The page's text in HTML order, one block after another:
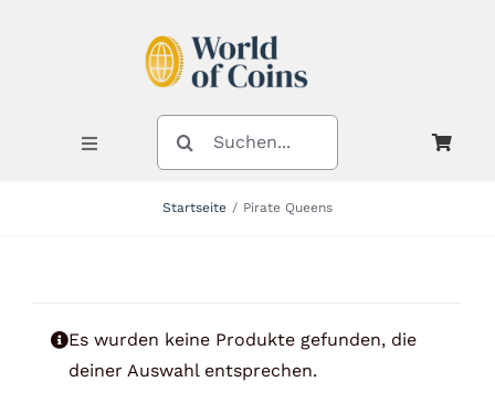
Toggle
Navigation
SUCHE
NACH:
Startseite Pirate Queens
Es wurden keine Produkte gefunden, die
deiner Auswahl entsprechen.